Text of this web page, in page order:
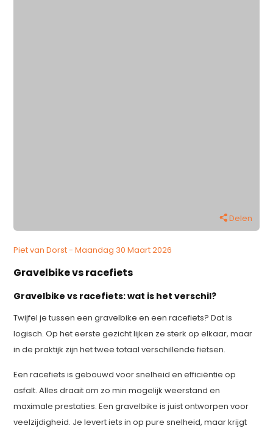
Delen
Piet van Dorst - Maandag 30 Maart 2026
Gravelbike vs racefiets
Gravelbike vs racefiets: wat is het verschil?
Twijfel je tussen een gravelbike en een racefiets? Dat is
logisch. Op het eerste gezicht lijken ze sterk op elkaar, maar
in de praktijk zijn het twee totaal verschillende fietsen.
Een racefiets is gebouwd voor snelheid en efficiëntie op
asfalt. Alles draait om zo min mogelijk weerstand en
maximale prestaties. Een gravelbike is juist ontworpen voor
veelzijdigheid. Je levert iets in op pure snelheid, maar krijgt